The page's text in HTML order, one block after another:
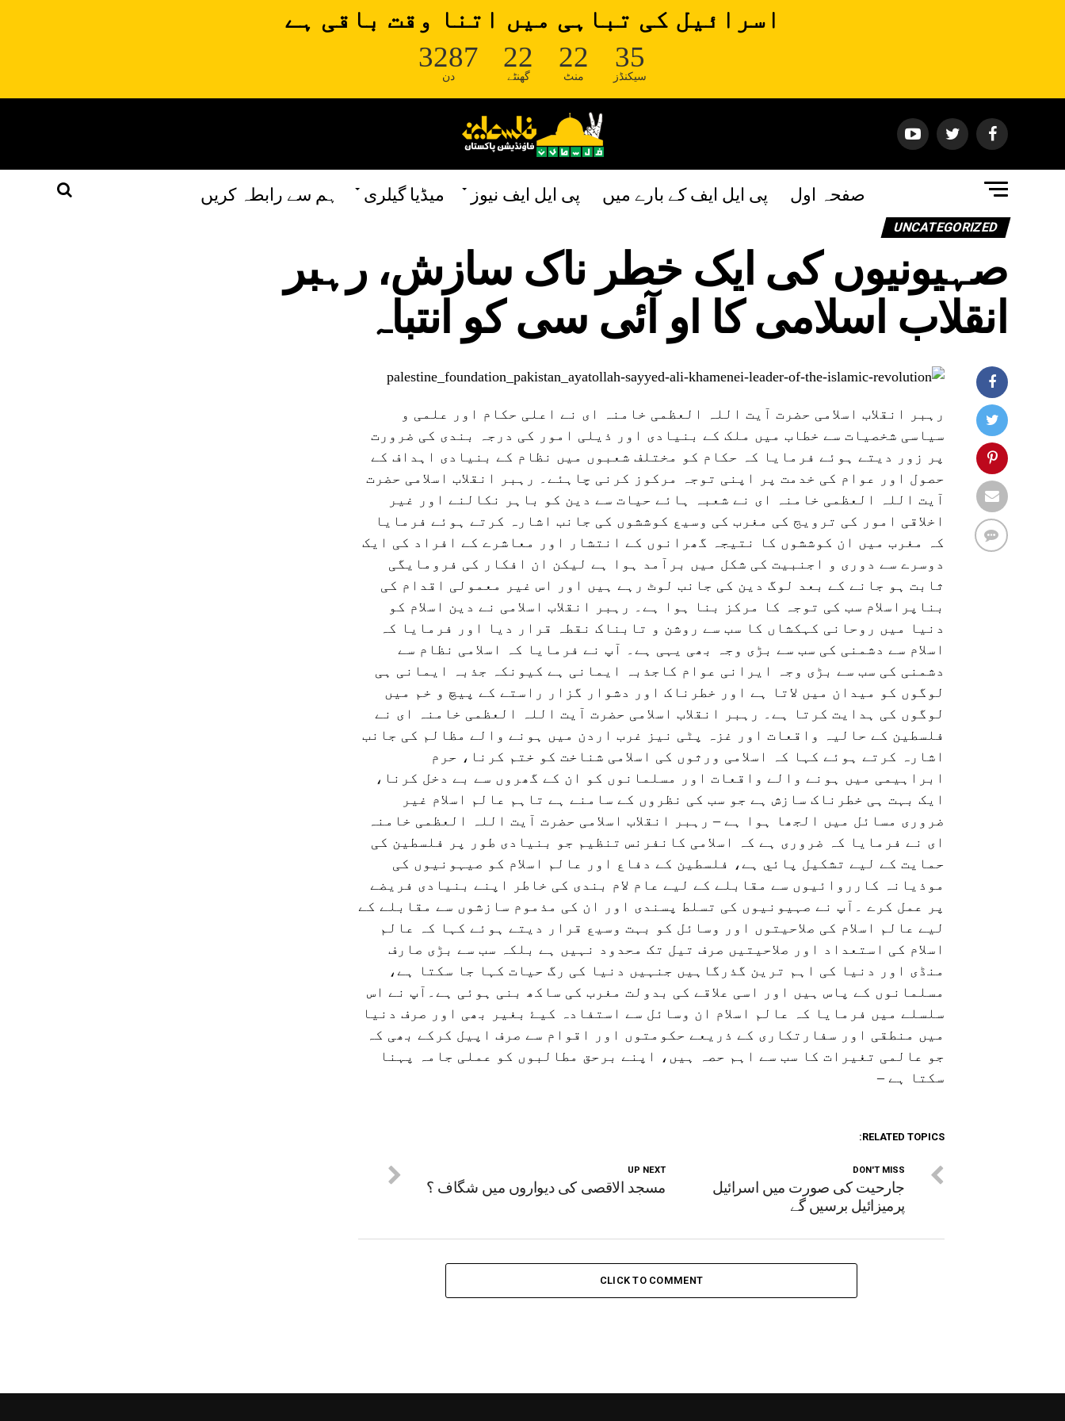
اسرائیل کی تباہی میں اتنا وقت باقی ہے
3287
دن
22
گھنٹے
22
منٹ
35
سیکنڈز
صفحہ اول پی ایل ایف کے بارے میں پی ایل ایف نیوز میڈیا گیلری ہم سے رابطہ کریں
UNCATEGORIZED
صہیونیوں کی ایک خطر ناک سازش، رہبر
انقلاب اسلامی کا او آئی سی کو انتباہ
رہبر انقلاب اسلامی حضرت آيت اللہ العظمی خامنہ ای نے اعلی حکام اور علمی و
سیاسی شخصیات سے خطاب میں ملک کے بنیادی اور ذیلی امور کی درجہ بندی کی ضرورت
پر زور دیتے ہوئے فرمایا کہ حکام کو مختلف شعبوں میں نظام کے بنیادی اہداف کے
حصول اور عوام کی خدمت پر اپنی توجہ مرکوز کرنی چاہئے۔ رہبر انقلاب اسلامی حضرت
آيت اللہ العظمی خامنہ ای نے شعبہ ہائے حیات سے دین کو باہر نکالنے اور غیر
اخلاقی امور کی ترویج کی مغرب کی وسیع کوششوں کی جانب اشارہ کرتے ہوئے فرمایا
کہ مغرب میں ان کوششوں کا نتیجہ گھرانوں کے انتشار اور معاشرے کے افراد کی ایک
دوسرے سے دوری و اجنبیت کی شکل میں برآمد ہوا ہے لیکن ان افکار کی فرومایگی
ثابت ہو جانے کے بعد لوگ دین کی جانب لوٹ رہے ہیں اور اس غیر معمولی اقدام کی
بناپراسلام سب کی توجہ کا مرکز بنا ہوا ہے۔ رہبر انقلاب اسلامی نے دین اسلام کو
دنیا میں روحانی کہکشاں کا سب سے روشن و تابناک نقطہ قرار دیا اور فرمایا کہ
اسلام سے دشمنی کی سب سے بڑی وجہ بھی یہی ہے۔ آپ نے فرمایا کہ اسلامی نظام سے
دشمنی کی سب سے بڑی وجہ ایرانی عوام کاجذبہ ایمانی ہے کیونکہ جذبہ ایمانی ہی
لوگوں کو میدان میں لاتا ہے اور خطرناک اور دشوار گزار راستے کے پیچ و خم میں
لوگوں کی ہدایت کرتا ہے۔ رہبر انقلاب اسلامی حضرت آيت اللہ العظمی خامنہ ای نے
فلسطین کے حالیہ واقعات اور غزہ پٹی نیز غرب اردن میں ہونے والے مظالم کی جانب
اشارہ کرتے ہوئے کہا کہ اسلامی ورثوں کی اسلامی شناخت کو ختم کرنا، حرم
ابراہیمی میں ہونے والے واقعات اور مسلمانوں کو ان کے گھروں سے بے دخل کرنا،
ایک بہت ہی خطرناک سازش ہے جو سب کی نظروں کے سامنے ہے تاہم عالم اسلام غیر
ضروری مسائل میں الجھا ہوا ہے – رہبر انقلاب اسلامی حضرت آيت اللہ العظمی خامنہ
ای نے فرمایا کہ ضروری ہے کہ اسلامی کانفرنس تنظیم جو بنیادی طور پر فلسطین کی
حمایت کے لیے تشکیل پائي ہے، فلسطین کے دفاع اور عالم اسلام کو صیہونیوں کی
موذیانہ کارروائيوں سے مقابلے کے لیے عام لام بندی کی خاطر اپنے بنیادی فریضے
پر عمل کرے ۔آپ نے صہیونیوں کی تسلط پسندی اور ان کی مذموم سازشوں سے مقابلے کے
لیے عالم اسلام کی صلاحیتوں اور وسائل کو بہت وسیع قرار دیتے ہوئے کہا کہ عالم
اسلام کی استعداد اور صلاحیتیں صرف تیل تک محدود نہیں ہے بلکہ سب سے بڑی صارف
منڈی اور دنیا کی اہم ترین گذرگاہیں جنہیں دنیا کی رگ حیات کہا جا سکتا ہے،
مسلمانوں کے پاس ہیں اور اسی علاقے کی بدولت مغرب کی ساکھ بنی ہوئی ہے۔آپ نے اس
سلسلے میں فرمایا کہ عالم اسلام ان وسائل سے استفادہ کیۓ بغیر بھی اور صرف دنیا
میں منطقی اور سفارتکاری کے ذریعے حکومتوں اور اقوام سے صرف اپیل کرکے بھی کہ
جو عالمی تغیرات کا سب سے اہم حصہ ہیں، اپنے برحق مطالبوں کو عملی جامہ پہنا
سکتا ہے –
RELATED TOPICS:
UP NEXT
مسجد الاقصی کی دیواروں میں شگاف ؟
DON'T MISS
جارحیت کی صورت میں اسرائیل
پرمیزائیل برسیں گے
CLICK TO COMMENT